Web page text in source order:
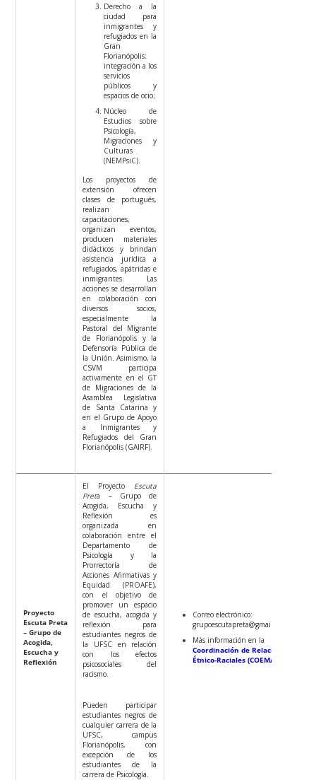
Derecho a la
ciudad para
inmigrantes y
refugiados en la
Gran
Florianópolis:
integración a los
servicios
públicos y
espacios de ocio;
Núcleo de
Estudios sobre
Psicología,
Migraciones y
Culturas
(NEMPsiC).
Los proyectos de
extensión ofrecen
clases de portugués,
realizan
capacitaciones,
organizan eventos,
producen materiales
didácticos y brindan
asistencia jurídica a
refugiados, apátridas e
inmigrantes. Las
acciones se desarrollan
en colaboración con
diversos socios,
especialmente la
Pastoral del Migrante
de Florianópolis y la
Defensoría Pública de
la Unión. Asimismo, la
CSVM participa
activamente en el GT
de Migraciones de la
Asamblea Legislativa
de Santa Catarina y
en el Grupo de Apoyo
a Inmigrantes y
Refugiados del Gran
Florianópolis (GAIRF).
Proyecto
Escuta Preta
– Grupo de
Acogida,
Escucha y
Reflexión
El Proyecto Escuta
Preta – Grupo de
Acogida, Escucha y
Reflexión es
organizada en
colaboración entre el
Departamento de
Psicología y la
Prorrectoría de
Acciones Afirmativas y
Equidad (PROAFE),
con el objetivo de
promover un espacio
de escucha, acogida y
reflexión para
estudiantes negros de
la UFSC en relación
con los efectos
psicosociales del
racismo.
Pueden participar
estudiantes negros de
cualquier carrera de la
UFSC, campus
Florianópolis, con
excepción de los
estudiantes de la
carrera de Psicología.
Correo electrónico:
grupoescutapreta@gmail.com
Más información en la
Coordinación de Relaciones
Étnico-Raciales (COEMA)